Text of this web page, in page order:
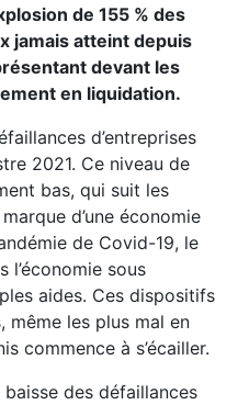
de 155 % des
jamais atteint depuis
devant les
en liquidation.
d’entreprises
2021. Ce niveau de
bas, qui suit les
d’une économie
de Covid-19, le
l’économie sous
aides. Ces dispositifs
même les plus mal en
commence à s’écailler.
des défaillances